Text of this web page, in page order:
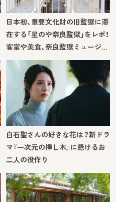
日本初、重要文化財の旧監獄に滞
在する「星のや奈良監獄」をレポ！
客室や美食、奈良監獄ミュージ…
白石聖さんの好きな花は？新ドラ
マ『一次元の挿し木』に懸けるお
二人の役作り